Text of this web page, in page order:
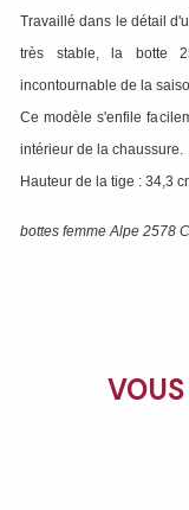
Travaillé dans le détail
très stable, la botte
incontournable de la
Ce modèle s'enfile
intérieur de la chaussure.
Hauteur de la tige : 34,3
bottes femme Alpe 2578